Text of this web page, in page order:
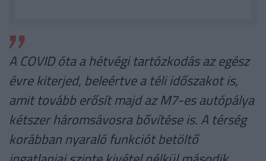
A COVID óta a hétvégi tartózkodás az egész
évre kiterjed, beleértve a téli időszakot is,
amit tovább erősít majd az M7-es autópálya
kétszer háromsávosra bővítése is. A térség
korábban nyaraló funkciót betöltő